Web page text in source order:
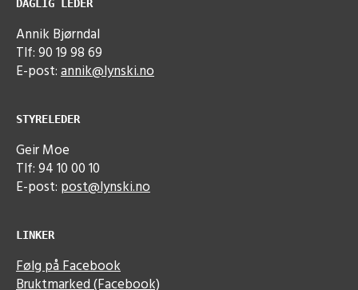
DAGLIG LEDER
Annik Bjørndal
Tlf: 90 19 98 69
E-post:annik@lynski.no
STYRELEDER
Geir Moe
Tlf: 94 10 00 10
E-post: post@lynski.no
LINKER
Følg på Facebook
Bruktmarked (Facebook)